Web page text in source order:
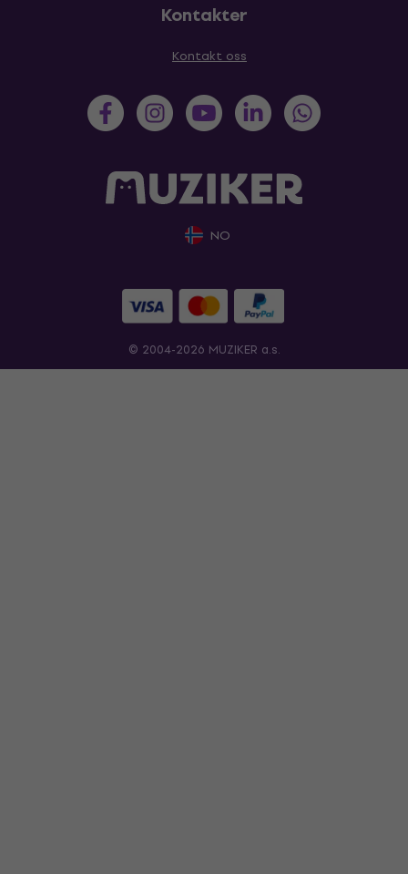
Kontakter
Kontakt oss
NO
© 2004-2026 MUZIKER a.s.